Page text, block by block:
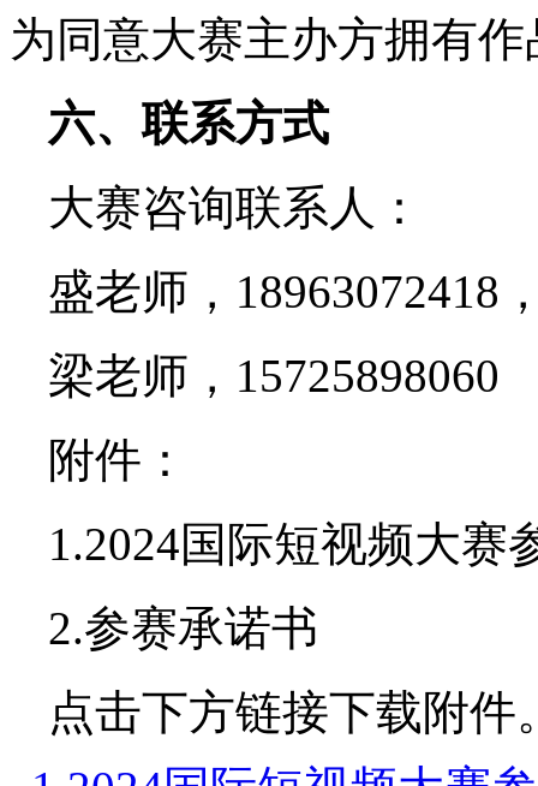
为同意大赛主办方拥有
六、联系方式
大赛咨询联系人：
盛老师，18963072418
梁老师，15725898060
附件：
1.2024国际短视频大赛
2.参赛承诺书
点击下方链接下载附件